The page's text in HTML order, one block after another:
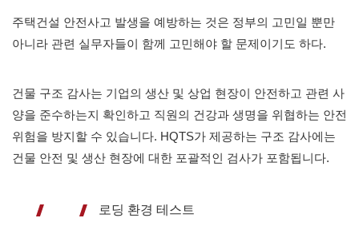
주택건설 안전사고 발생을 예방하는 것은 정부의 고민일 뿐만
아니라 관련 실무자들이 함께 고민해야 할 문제이기도 하다.
건물 구조 감사는 기업의 생산 및 상업 현장이 안전하고 관련 사
양을 준수하는지 확인하고 직원의 건강과 생명을 위협하는 안전
위험을 방지할 수 있습니다. HQTS가 제공하는 구조 감사에는
건물 안전 및 생산 현장에 대한 포괄적인 검사가 포함됩니다.
로딩 환경 테스트